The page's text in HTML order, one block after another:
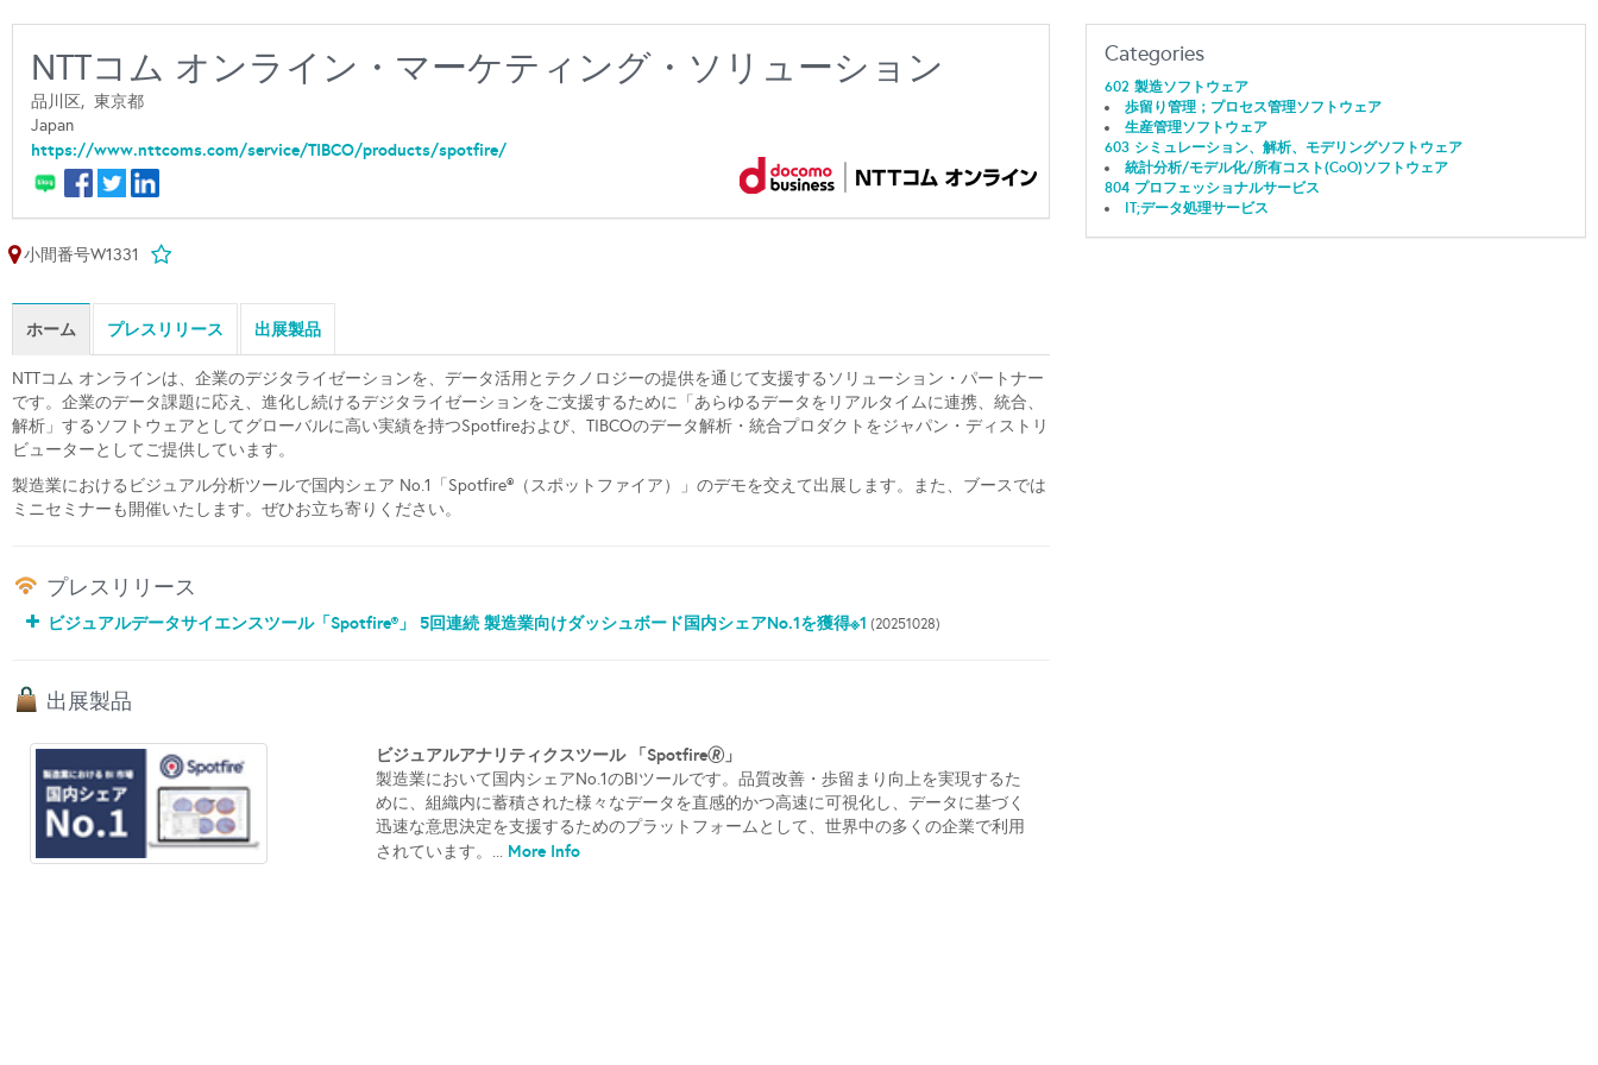
NTTコム オンライン・マーケティング・ソリューション
品川区, 東京都
Japan
https://www.nttcoms.com/service/TIBCO/products/spotfire/
小間番号W1331
ホーム プレスリリース 出展製品
NTTコム オンラインは、企業のデジタライゼーションを、データ活用とテクノロジーの提供を通じて支援するソリューション・パートナー
です。企業のデータ課題に応え、進化し続けるデジタライゼーションをご支援するために「あらゆるデータをリアルタイムに連携、統合、
解析」するソフトウェアとしてグローバルに高い実績を持つSpotfireおよび、TIBCOのデータ解析・統合プロダクトをジャパン・ディストリ
ビューターとしてご提供しています。
製造業におけるビジュアル分析ツールで国内シェア No.1「Spotfire®（スポットファイア）」のデモを交えて出展します。また、ブースでは
ミニセミナーも開催いたします。ぜひお立ち寄りください。
プレスリリース
ビジュアルデータサイエンスツール「Spotfire®」 5回連続 製造業向けダッシュボード国内シェアNo.1を獲得※1 (20251028)
出展製品
ビジュアルアナリティクスツール 「Spotfire🄬」
製造業において国内シェアNo.1のBIツールです。品質改善・歩留まり向上を実現するた
めに、組織内に蓄積された様々なデータを直感的かつ高速に可視化し、データに基づく
迅速な意思決定を支援するためのプラットフォームとして、世界中の多くの企業で利用
されています。...More Info
Categories
602 製造ソフトウェア
歩留り管理；プロセス管理ソフトウェア
生産管理ソフトウェア
603 シミュレーション、解析、モデリングソフトウェア
統計分析/モデル化/所有コスト(CoO)ソフトウェア
804 プロフェッショナルサービス
IT;データ処理サービス